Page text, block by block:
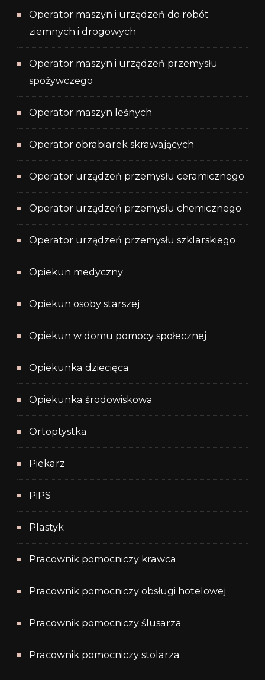
Operator maszyn i urządzeń do robót
ziemnych i drogowych
Operator maszyn i urządzeń przemysłu
spożywczego
Operator maszyn leśnych
Operator obrabiarek skrawających
Operator urządzeń przemysłu ceramicznego
Operator urządzeń przemysłu chemicznego
Operator urządzeń przemysłu szklarskiego
Opiekun medyczny
Opiekun osoby starszej
Opiekun w domu pomocy społecznej
Opiekunka dziecięca
Opiekunka środowiskowa
Ortoptystka
Piekarz
PiPS
Plastyk
Pracownik pomocniczy krawca
Pracownik pomocniczy obsługi hotelowej
Pracownik pomocniczy ślusarza
Pracownik pomocniczy stolarza